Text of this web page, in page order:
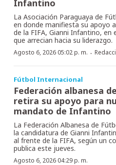
Infantino
La Asociación Paraguaya de
en donde manifiesta su apoyo
de la FIFA, Gianni Infantino,
que arrecian hacia su liderazgo.
Agosto 6, 2026 05:02 p. m. ·
Fútbol Internacional
Federación albanesa
retira su apoyo para
mandato de Infantino
La Federación Albanesa de
la candidatura de Gianni
al frente de la FIFA, según un
publica este jueves.
Agosto 6, 2026 04:29 p. m.